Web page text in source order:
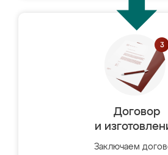
Договор
и
Заключаем